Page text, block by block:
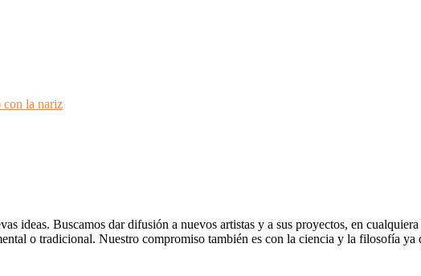
con la nariz
ideas. Buscamos dar difusión a nuevos artistas y a sus proyectos, en
o tradicional. Nuestro compromiso también es con la ciencia y la filosofía